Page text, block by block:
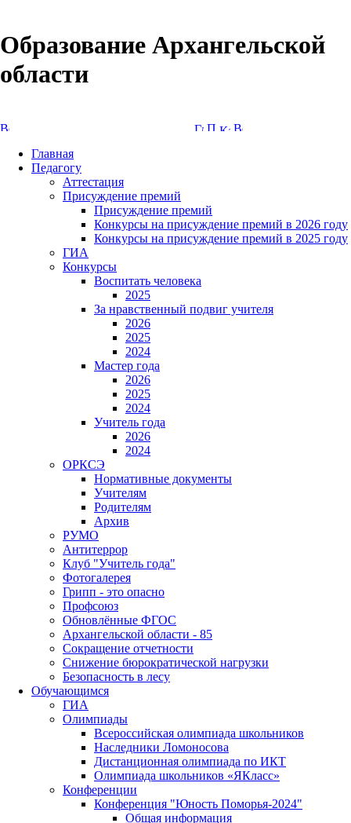
Образование Архангельской
области
Главная
Педагогу
Аттестация
Присуждение премий
Присуждение премий
Конкурсы на присуждение премий в 2026 году
Конкурсы на присуждение премий в 2025 году
ГИА
Конкурсы
Воспитать человека
2025
За нравственный подвиг учителя
2026
2025
2024
Мастер года
2026
2025
2024
Учитель года
2026
2024
ОРКСЭ
Нормативные документы
Учителям
Родителям
Архив
РУМО
Антитеррор
Клуб "Учитель года"
Фотогалерея
Грипп - это опасно
Профсоюз
Обновлённые ФГОС
Архангельской области - 85
Сокращение отчетности
Снижение бюрократической нагрузки
Безопасность в лесу
Обучающимся
ГИА
Олимпиады
Всероссийская олимпиада школьников
Наследники Ломоносова
Дистанционная олимпиада по ИКТ
Олимпиада школьников «ЯКласс»
Конференции
Конференция "Юность Поморья-2024"
Общая информация